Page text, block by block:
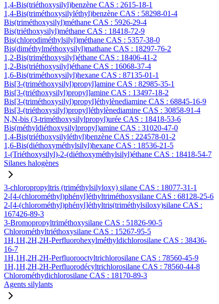
1,4-Bis(triéthoxysilyl)benzène CAS : 2615-18-1
1,4-Bis(triméthoxysilyléthyl)benzène CAS : 58298-01-4
Bis(triméthoxysilyl)méthane CAS : 5926-29-4
Bis(triéthoxysilyl)méthane CAS : 18418-72-9
Bis(chlorodiméthylsilyl)méthane CAS : 5357-38-0
Bis(diméthylméthoxysilyl)mathane CAS : 18297-76-2
1,2-Bis(triméthoxysilyl)éthane CAS : 18406-41-2
1,2-Bis(triéthoxysilyl)éthane CAS : 16068-37-4
1,6-Bis(triméthoxysilyl)hexane CAS : 87135-01-1
Bis[3-(triméthoxysilyl)propyl]amine CAS : 82985-35-1
Bis[3-(triéthoxysilyl)propyl]amine CAS : 13497-18-2
Bis[3-(triméthoxysilyl)propyl]éthylènediamine CAS : 68845-16-9
Bis[3-(triéthoxysilyl)propyl]éthylènediamine CAS : 30858-91-4
N,N-bis (3-triméthoxysilylpropyl)urée CAS : 18418-53-6
Bis(méthyldiéthoxysilylpropyl)amine CAS : 31020-47-0
1,4-Bis(triéthoxysilyléthyl)benzène CAS : 224578-01-2
1,6-Bis(diéthoxyméthylsilyl)hexane CAS : 18536-21-5
1-(Triéthoxysilyl)-2-(diéthoxyméthylsilyl)éthane CAS : 18418-54-7
Silanes halogènes
3-chloropropyltris (triméthylsilyloxy) silane CAS : 18077-31-1
2-[4-(chlorométhyl)phényl]éthyltriméthoxysilane CAS : 68128-25-6
2-[4-(chlorométhyl)phényl]éthyltris(triméthylsiloxy)silane CAS :
167426-89-3
3-Bromopropyltriméthoxysilane CAS : 51826-90-5
Chlorométhyltriéthoxysilane CAS : 15267-95-5
1H,1H,2H,2H-Perfluorohexylméthyldichlorosilane CAS : 38436-
16-7
1H,1H,2H,2H-Perfluorooctyltrichlorosilane CAS : 78560-45-9
1H,1H,2H,2H-Perfluorodécyltrichlorosilane CAS : 78560-44-8
Chlorométhydichlorosilane CAS : 18170-89-3
Agents silylants